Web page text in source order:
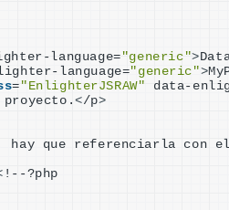
language="generic">
language="generic">
= "EnlighterJSRAW" data-
</p>
!--?php